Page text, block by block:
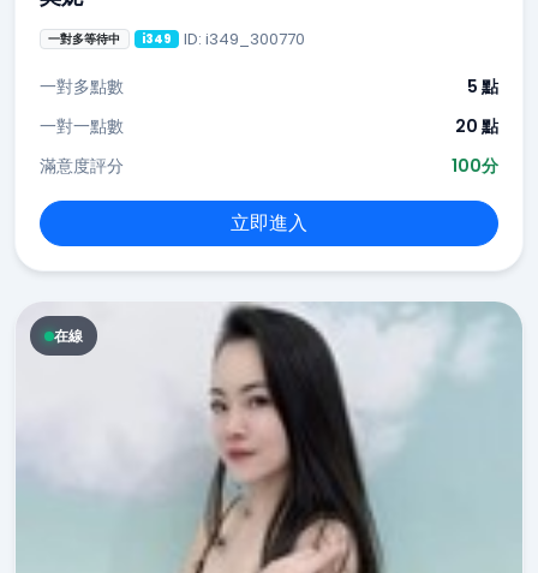
一對多等待中 i349 ID: i349_300770
一對多點數
5 點
一對一點數
20 點
滿意度評分
100分
立即進入
在線